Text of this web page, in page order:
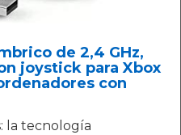
de 2,4 GHz,
joystick para Xbox
con
la tecnología